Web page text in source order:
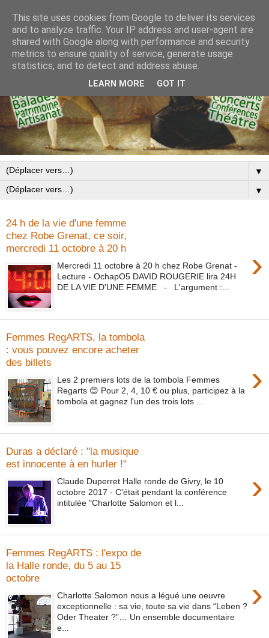
▼
▼
24 h de la vie d'une femme
chez Robe Grenat, ce soir,
mercredi 11 octobre à 20 h
›
Mercredi 11 octobre à 20 h chez Robe Grenat -
Lecture - OchapO5 DAVID ROUGERIE lira 24H
DE LA VIE D'UNE FEMME - L'argument :...
Femmes RegARTS, la tombola
: vous pouvez encore acheter
des billets
›
Les 2 premiers lots de la tombola Femmes
Regarts 😊 Pour 2, 4, 10 € ou plus, participez à la
tombola et gagnez l'un des trois lots ...
Duras a déclaré : "la musique
est innocente à en hurler !"
›
Claude Duperret Halle ronde de Givry, le 10
octobre 2017 - C'était pendant la conférence
intitulée "Charlotte Salomon et l...
Femmes RegARTS : l'expo de
la Halle ronde, du 5 au 15
octobre
›
Charlotte Salomon nous a légué une oeuvre
exceptionnelle : sa vie, toute sa vie dans “Leben ?
Oder Theater ?”… Un ensemble documentaire
e...
This site uses cookies from Google to deliver its services
and to analyze traffic. Your IP address and user-agent are
shared with Google along with performance and security
metrics to ensure quality of service, generate usage
statistics, and to detect and address abuse.
LEARN MORE GOT IT